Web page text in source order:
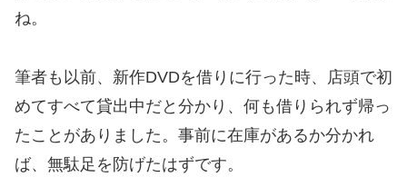
ね。
筆者も以前、新作DVDを借りに行った時、店頭で初
めてすべて貸出中だと分かり、何も借りられず帰っ
たことがありました。事前に在庫があるか分かれ
ば、無駄足を防げたはずです。